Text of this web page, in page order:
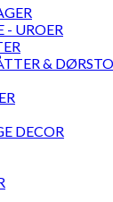
- UROER
&
DECOR